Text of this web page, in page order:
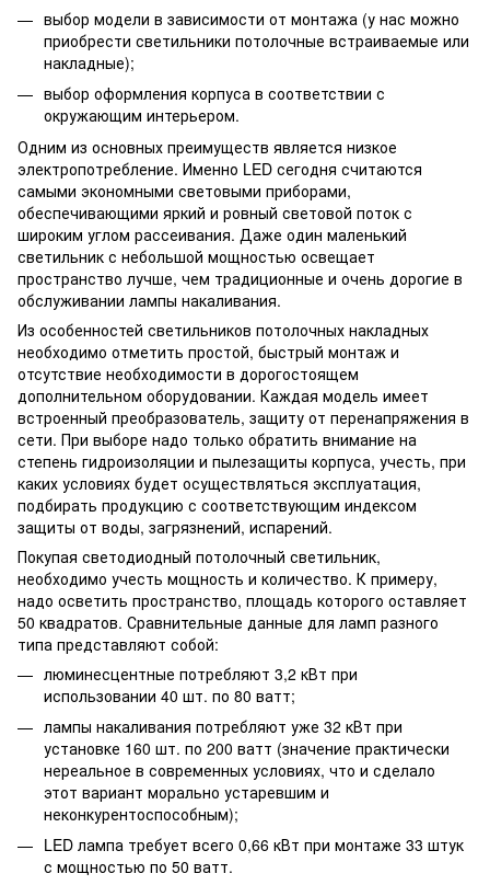
выбор модели в зависимости от монтажа (у нас можно
приобрести светильники потолочные встраиваемые или
накладные);
выбор оформления корпуса в соответствии с
окружающим интерьером.
Одним из основных преимуществ является низкое
электропотребление. Именно LED сегодня считаются
самыми экономными световыми приборами,
обеспечивающими яркий и ровный световой поток с
широким углом рассеивания. Даже один маленький
светильник с небольшой мощностью освещает
пространство лучше, чем традиционные и очень дорогие в
обслуживании лампы накаливания.
Из особенностей светильников потолочных накладных
необходимо отметить простой, быстрый монтаж и
отсутствие необходимости в дорогостоящем
дополнительном оборудовании. Каждая модель имеет
встроенный преобразователь, защиту от перенапряжения в
сети. При выборе надо только обратить внимание на
степень гидроизоляции и пылезащиты корпуса, учесть, при
каких условиях будет осуществляться эксплуатация,
подбирать продукцию с соответствующим индексом
защиты от воды, загрязнений, испарений.
Покупая светодиодный потолочный светильник,
необходимо учесть мощность и количество. К примеру,
надо осветить пространство, площадь которого оставляет
50 квадратов. Сравнительные данные для ламп разного
типа представляют собой:
люминесцентные потребляют 3,2 кВт при
использовании 40 шт. по 80 ватт;
лампы накаливания потребляют уже 32 кВт при
установке 160 шт. по 200 ватт (значение практически
нереальное в современных условиях, что и сделало
этот вариант морально устаревшим и
неконкурентоспособным);
LED лампа требует всего 0,66 кВт при монтаже 33 штук
с мощностью по 50 ватт.